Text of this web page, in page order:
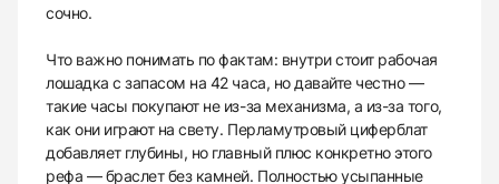
сочно.
Что важно понимать по фактам: внутри стоит рабочая
лошадка с запасом на 42 часа, но давайте честно —
такие часы покупают не из-за механизма, а из-за того,
как они играют на свету. Перламутровый циферблат
добавляет глубины, но главный плюс конкретно этого
рефа — браслет без камней. Полностью усыпанные